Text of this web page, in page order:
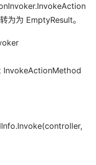
为 EmptyResult。